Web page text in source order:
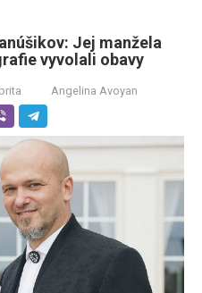
Jej manžela
vyvolali obavy
Angelina Avoyan